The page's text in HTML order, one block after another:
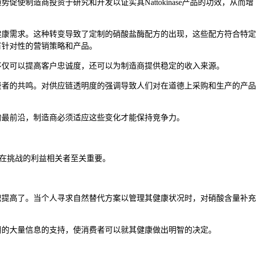
使制造商投资于研究和开发以证实其Nattokinase产品的功效，从而增
需求。这种转变导致了定制的硝酸盐酶配方的出现，这些配方符合特定
对性的营销策略和产品。
可以提高客户忠诚度，还可以为制造商提供稳定的收入来源。
的共鸣。对供应链透明度的强调导致人们对在道德上采购和生产的产品
前沿，制造商必须适应这些变化才能保持竞争力。
挑战的利益相关者至关重要。
高了。当个人寻求自然替代方案以管理其健康状况时，对硝酸含量补充
大量信息的支持，使消费者可以就其健康做出明智的决定。